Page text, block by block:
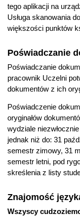
tego aplikacji na
Usługa skanowania
większości punktów
Poświadczanie
Poświadczanie
pracownik Uczelni
dokumentów z ich
Poświadczenie
oryginałów
wydziale
jednak niż do: 31
semestr zimowy, 31
semestr letni, pod
skreślenia z listy
Znajomość
Wszyscy